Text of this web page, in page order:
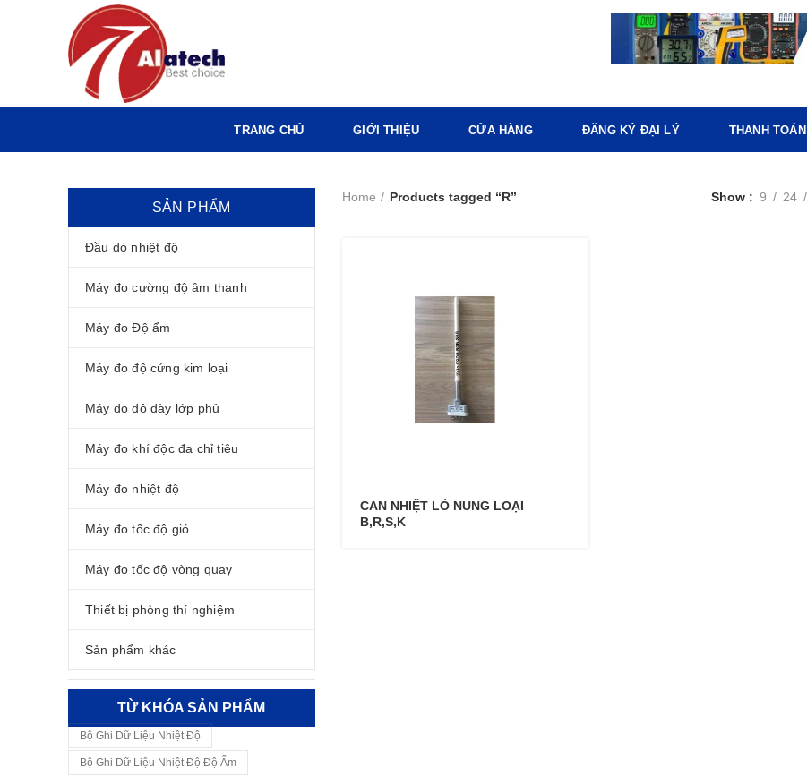
TRANG CHỦ GIỚI THIỆU CỬA HÀNG ĐĂNG KÝ ĐẠI LÝ THANH TOÁN
Home Products tagged “R” Show 9 24
CAN NHIỆT LÒ NUNG LOẠI
B,R,S,K
SẢN PHẨM
Đầu dò nhiệt độ
Máy đo cường độ âm thanh
Máy đo Độ ẩm
Máy đo độ cứng kim loại
Máy đo độ dày lớp phủ
Máy đo khí độc đa chỉ tiêu
Máy đo nhiệt độ
Máy đo tốc độ gió
Máy đo tốc độ vòng quay
Thiết bị phòng thí nghiệm
Sản phẩm khác
TỪ KHÓA SẢN PHẨM
Bộ Ghi Dữ Liệu Nhiệt Độ
Bộ Ghi Dữ Liệu Nhiệt Độ Độ Ẩm